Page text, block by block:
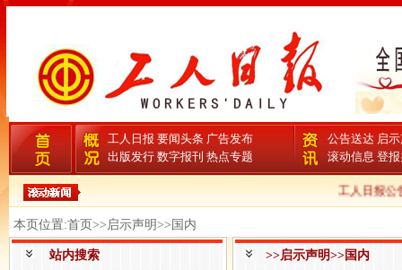
工人日报 要闻头条 广告发布
出版发行 数字报刊 热点专题
公告送达 启
滚动信息 登
工人日报公
本页位置:首页>>启示声明>>国内
站内搜索 >>启示声明>>国内